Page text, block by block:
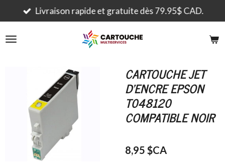
Passer
au
contenu
Livraison rapide et gratuite dès 79.95$ CAD.
CARTOUCHE JET
D'ENCRE EPSON
T048120
COMPATIBLE NOIR
8,95 $CA